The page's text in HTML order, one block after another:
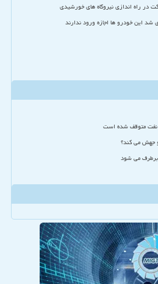
در راه اندازی نیروگاه های خورشیدی
شد این خودرو ها اجازه ورود ندارند
نفت متوقف شده است
جهش می کند؟
برطرف می شود